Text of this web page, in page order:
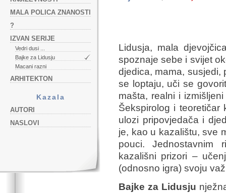
MALA POLICA ZNANOSTI
?
IZVAN SERIJE
Vedri dusi ...
Bajke za Lidusju
Macani razni
ARHITEKTON
Kazala
AUTORI
NASLOVI
Lidusja, mala
spoznaje sebe i svijet
djedica, mama, susjedi,
se loptaju, uči se
mašta, realni i
Šekspirolog i teoretičar
ulozi pripovjedača i
je, kao u kazalištu, sve
pouci. Jednostavnim
kazališni prizori –
(odnosno igra) svoju
Bajke za Lidusju